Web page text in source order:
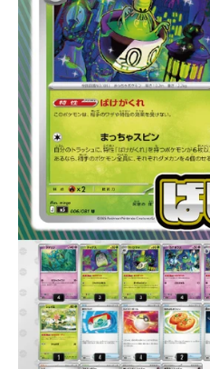
シ
ョ
ッ
プ
ホ
ビ
販
部